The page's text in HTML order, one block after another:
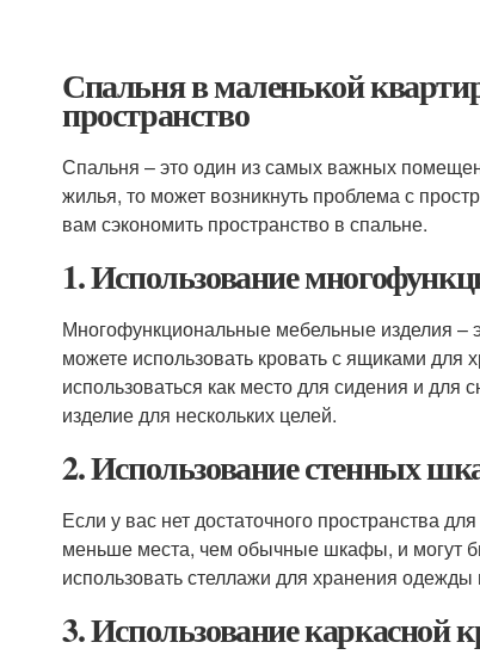
Спальня в маленькой
пространство
Спальня – это один из самых важных
жилья, то может возникнуть проблема с
вам сэкономить пространство в спальне.
1. Использование
Многофункциональные мебельные изделия –
можете использовать кровать с ящиками
использоваться как место для сидения и
изделие для нескольких целей.
2. Использование стенных
Если у вас нет достаточного пространства
меньше места, чем обычные шкафы, и могут
использовать стеллажи для хранения одежды
3. Использование каркасной